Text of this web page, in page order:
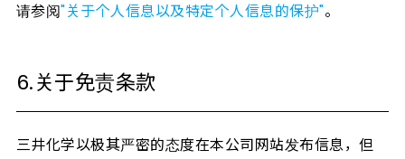
请参阅"关于个人信息以及特定个人信息的保护"。
6.关于免责条款
三井化学以极其严密的态度在本公司网站发布信息，但